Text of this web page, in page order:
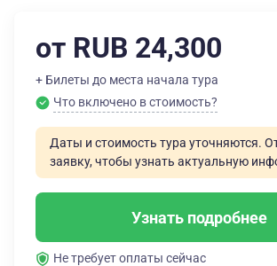
от RUB 24,300
+ Билеты до места начала тура
Что включено в стоимость?
Даты и стоимость тура уточняются.
заявку, чтобы узнать актуальную
Узнать подробнее
Не требует оплаты сейчас